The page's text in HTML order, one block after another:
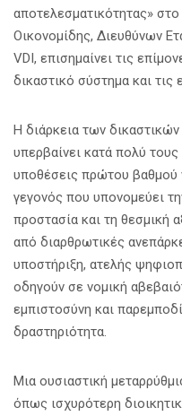
αποτελεσματικότητας»
Οικονομίδης, Διευθύνων
VDI, επισημαίνει τις
δικαστικό σύστημα και
Η διάρκεια των
υπερβαίνει κατά πολύ
υποθέσεις πρώτου βαθμού
γεγονός που υπονομεύει
προστασία και τη θεσμική
από διαρθρωτικές
υποστήριξη, ατελής
οδηγούν σε νομική
εμπιστοσύνη και
δραστηριότητα.
Μια ουσιαστική
όπως ισχυρότερη